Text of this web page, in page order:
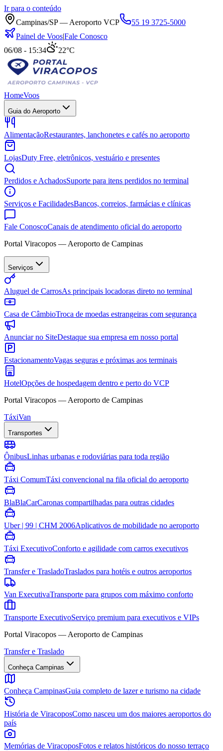
Ir para o conteúdo
Campinas/SP — Aeroporto VCP
55 19 3725-5000
Painel de Voos|Fale Conosco
06/08 - 15:34
22°C
HomeVoos
Guia do Aeroporto
AlimentaçãoRestaurantes, lanchonetes e cafés no aeroporto
LojasDuty Free, eletrônicos, vestuário e presentes
Perdidos e AchadosSuporte para itens perdidos no terminal
Serviços e FacilidadesBancos, correios, farmácias e clínicas
Fale ConoscoCanais de atendimento oficial do aeroporto
Portal Viracopos — Aeroporto de Campinas
Serviços
Aluguel de CarrosAs principais locadoras direto no terminal
Casa de CâmbioTroca de moedas estrangeiras com segurança
Anunciar no SiteDestaque sua empresa em nosso portal
EstacionamentoVagas seguras e próximas aos terminais
HotelOpções de hospedagem dentro e perto do VCP
Portal Viracopos — Aeroporto de Campinas
TáxiVan
Transportes
ÔnibusLinhas urbanas e rodoviárias para toda região
Táxi ComumTáxi convencional na fila oficial do aeroporto
BlaBlaCarCaronas compartilhadas para outras cidades
Uber | 99 | CHM 2006Aplicativos de mobilidade no aeroporto
Táxi ExecutivoConforto e agilidade com carros executivos
Transfer e TrasladoTraslados para hotéis e outros aeroportos
Van ExecutivaTransporte para grupos com máximo conforto
Transporte ExecutivoServiço premium para executivos e VIPs
Portal Viracopos — Aeroporto de Campinas
Transfer e Traslado
Conheça Campinas
Conheça CampinasGuia completo de lazer e turismo na cidade
História de ViracoposComo nasceu um dos maiores aeroportos do
país
Memórias de ViracoposFotos e relatos históricos do nosso terraço